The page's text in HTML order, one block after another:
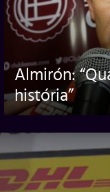
Almirón:
história”